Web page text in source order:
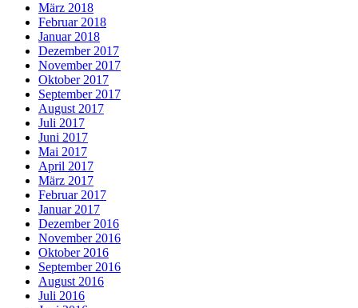
März 2018
Februar 2018
Januar 2018
Dezember 2017
November 2017
Oktober 2017
September 2017
August 2017
Juli 2017
Juni 2017
Mai 2017
April 2017
März 2017
Februar 2017
Januar 2017
Dezember 2016
November 2016
Oktober 2016
September 2016
August 2016
Juli 2016